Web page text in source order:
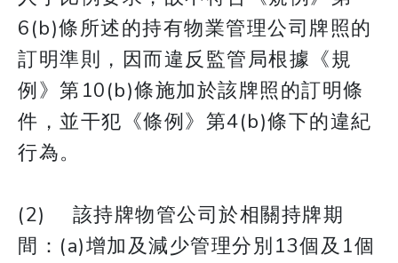
6(b)條所述的持有物業管理公司牌照的
訂明準則，因而違反監管局根據《規
例》第10(b)條施加於該牌照的訂明條
件，並干犯《條例》第4(b)條下的違紀
行為。
(2) 該持牌物管公司於相關持牌期
間：(a)增加及減少管理分別13個及1個